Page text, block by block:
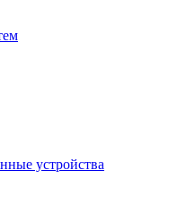
устройства